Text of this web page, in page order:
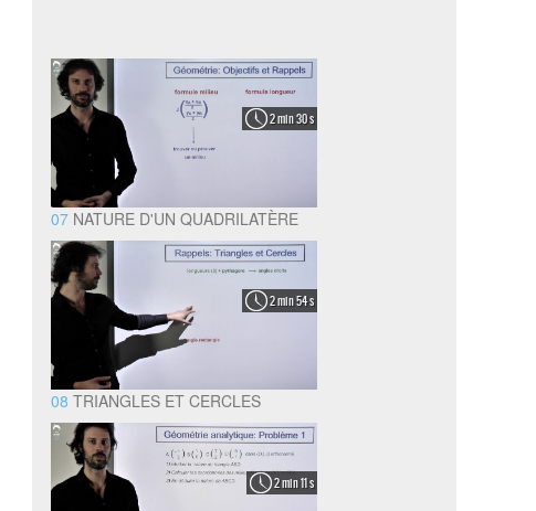
2 min 30 s
07 NATURE D'UN QUADRILATÈRE
2 min 54 s
08TRIANGLES ET CERCLES
2 min 11 s